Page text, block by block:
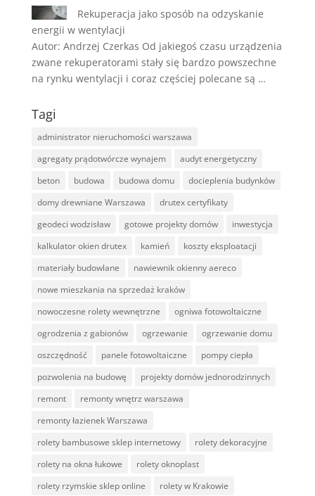
Rekuperacja jako sposób na odzyskanie
energii w wentylacji
Autor: Andrzej Czerkas Od jakiegoś czasu urządzenia
zwane rekuperatorami stały się bardzo powszechne
na rynku wentylacji i coraz częściej polecane są …
Tagi
administrator nieruchomości warszawa
agregaty prądotwórcze wynajem
audyt energetyczny
beton
budowa budowa domu
docieplenia budynków
domy drewniane Warszawa
drutex certyfikaty
geodeci wodzisław
gotowe projekty domów
inwestycja
kalkulator okien drutex
kamień
koszty eksploatacji
materiały budowlane
nawiewnik okienny aereco
nowe mieszkania na sprzedaż kraków
nowoczesne rolety wewnętrzne
ogniwa fotowoltaiczne
ogrodzenia z gabionów
ogrzewanie
ogrzewanie domu
oszczędność
panele fotowoltaiczne
pompy ciepła
pozwolenia na budowę
projekty domów jednorodzinnych
remont
remonty wnętrz warszawa
remonty łazienek Warszawa
rolety bambusowe sklep internetowy
rolety dekoracyjne
rolety na okna łukowe
rolety oknoplast
rolety rzymskie sklep online
rolety w Krakowie